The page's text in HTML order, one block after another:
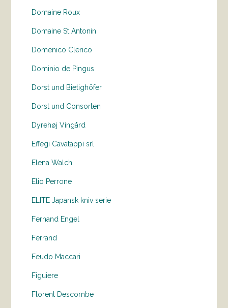
Domaine Roux
Domaine St Antonin
Domenico Clerico
Dominio de Pingus
Dorst und Bietighöfer
Dorst und Consorten
Dyrehøj Vingård
Effegi Cavatappi srl
Elena Walch
Elio Perrone
ELITE Japansk kniv serie
Fernand Engel
Ferrand
Feudo Maccari
Figuiere
Florent Descombe